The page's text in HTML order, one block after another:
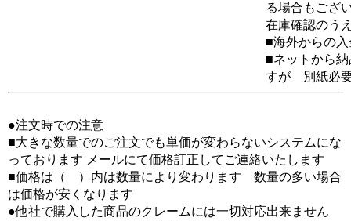
る場合もござ
在庫確認のう
■海外からの
■ネットから
すが 別紙必
●注文時での注意
■大きな数量でのご注文でも単価が変わらないシステムにな
っております メールにて価格訂正してご連絡いたします
■価格は（ ）内は数量により変わります 数量の多い場合
は価格が安くなります
●他社で購入した商品のクレームには一切対応出来ません